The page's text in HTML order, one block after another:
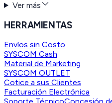
Ver más
HERRAMIENTAS
Envíos sin Costo
SYSCOM Cash
Material de Marketing
SYSCOM OUTLET
Cotice a sus Clientes
Facturación Electrónica